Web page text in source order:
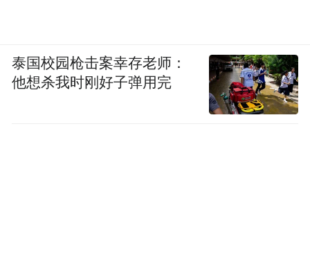
泰国校园枪击案幸存老师：
他想杀我时刚好子弹用完